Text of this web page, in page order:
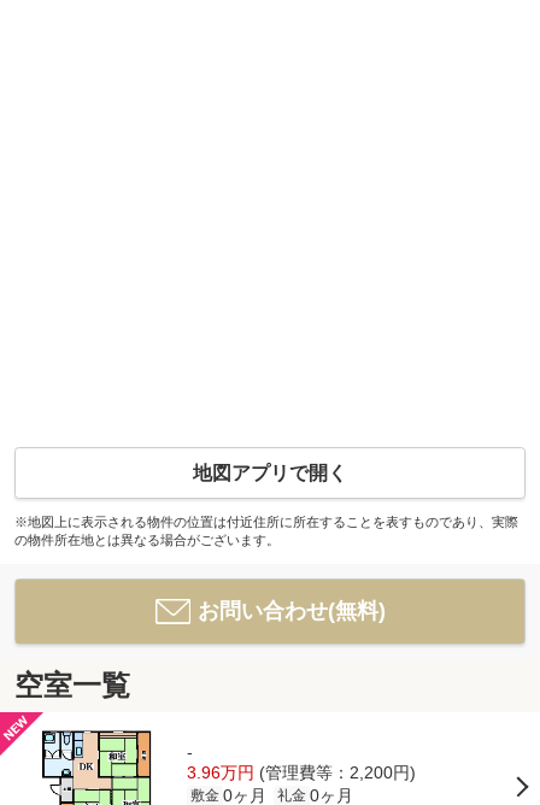
地図アプリで開く
※地図上に表示される物件の位置は付近住所に所在することを表すものであり、実際
の物件所在地とは異なる場合がございます。
お問い合わせ(無料)
空室一覧
-
3.96万円 (管理費等：2,200円)
敷金 0ヶ月 礼金 0ヶ月